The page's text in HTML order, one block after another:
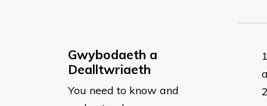
Gwybodaeth a
Dealltwriaeth
You need to know and